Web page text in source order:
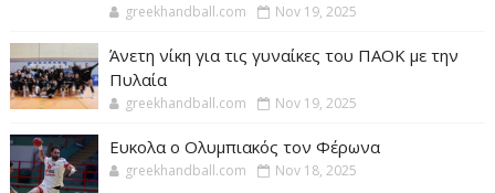
greekhandball.com Nov 19, 2025
Άνετη νίκη για τις γυναίκες του ΠΑΟΚ με την
Πυλαία
greekhandball.com Nov 19, 2025
Ευκολα ο Ολυμπιακός τον Φέρωνα
greekhandball.com Nov 18, 2025